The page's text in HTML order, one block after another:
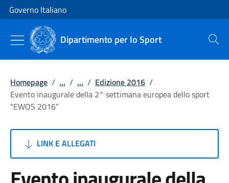
Vai al contenuto
Vai alla navigazione del sito
Governo Italiano
Dipartimento per lo Sport Cerca
Homepage / ... / ... / Edizione 2016 /
Evento inaugurale della 2° settimana europea dello sport
"EWOS 2016"
LINK E ALLEGATI